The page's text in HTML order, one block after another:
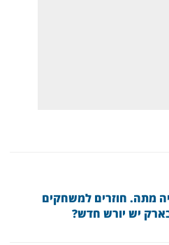
מתה. חוזרים למשחקים
יש יורש חדש?